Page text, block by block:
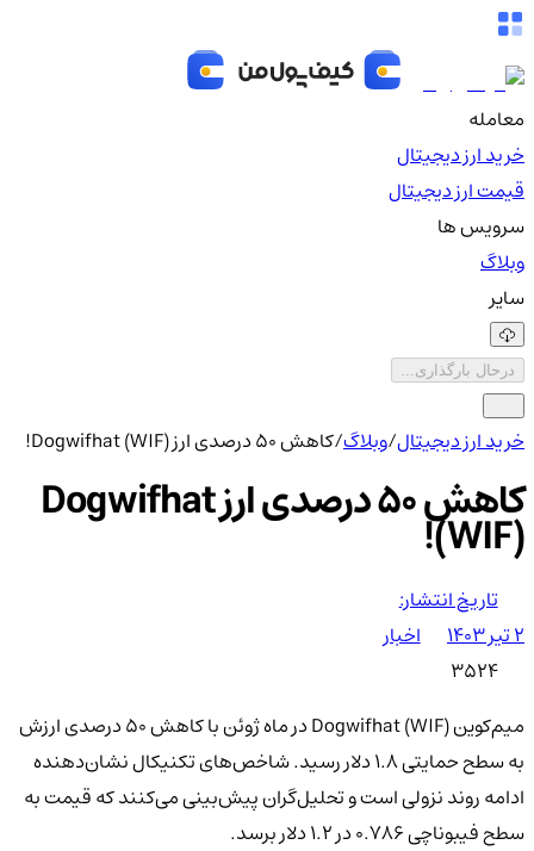
معامله
خرید ارز دیجیتال
قیمت ارز دیجیتال
سرویس ها
وبلاگ
سایر
درحال بارگذاری...
خرید ارز دیجیتال/وبلاگ/کاهش 50 درصدی ارز Dogwifhat (WIF)!
کاهش 50 درصدی ارز Dogwifhat
(WIF)!
تاریخ انتشار:
۲ تیر ۱۴۰۳
اخبار
3524
میم‌کوین Dogwifhat (WIF) در ماه ژوئن با کاهش ۵۰ درصدی ارزش
به سطح حمایتی ۱.۸ دلار رسید. شاخص‌های تکنیکال نشان‌دهنده
ادامه روند نزولی است و تحلیل‌گران پیش‌بینی می‌کنند که قیمت به
سطح فیبوناچی ۰.۷۸۶ در ۱.۲ دلار برسد.